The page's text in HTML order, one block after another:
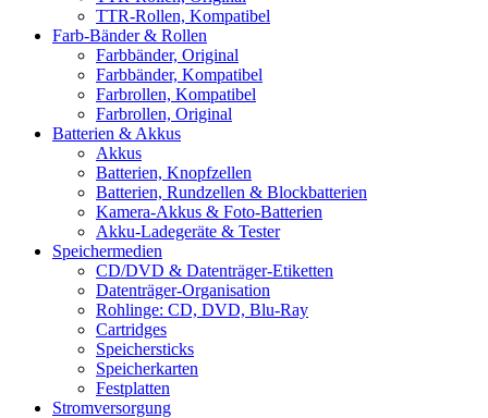
TTR-Rollen, Kompatibel
Farb-Bänder & Rollen
Farbbänder, Original
Farbbänder, Kompatibel
Farbrollen, Kompatibel
Farbrollen, Original
Batterien & Akkus
Akkus
Batterien, Knopfzellen
Batterien, Rundzellen & Blockbatterien
Kamera-Akkus & Foto-Batterien
Akku-Ladegeräte & Tester
Speichermedien
CD/DVD & Datenträger-Etiketten
Datenträger-Organisation
Rohlinge: CD, DVD, Blu-Ray
Cartridges
Speichersticks
Speicherkarten
Festplatten
Stromversorgung